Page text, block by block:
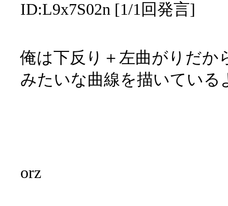
ID:L9x7S02n [1/1回発言]
俺は下反り＋左曲がりだか
みたいな曲線を描いている
orz